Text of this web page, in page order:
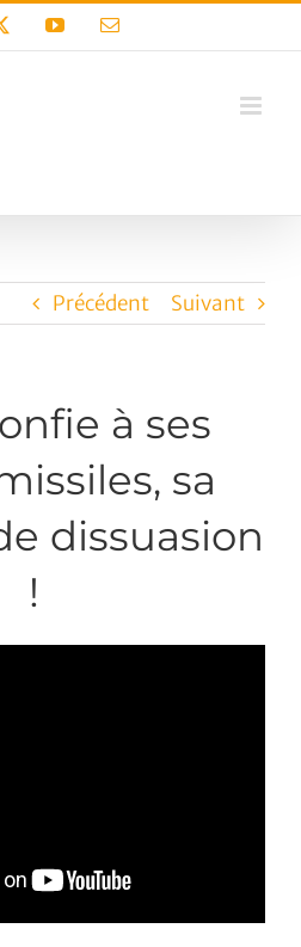
YouTubeEmail
Précédent Suivant
à ses
sa
dissuasion
!